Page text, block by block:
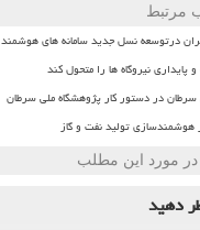
مرتبط
درتوسعه نسل جدید سامانه های هوشمند
پایداری نیروگاه ها را متحول کند
در دستور کار پژوهشگاه ملی سرطان
هوشمندسازی تولید نفت و گاز
در مورد این مطلب
دهید